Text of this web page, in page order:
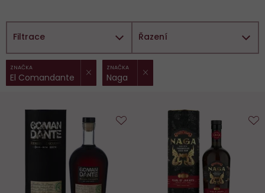
Filtrace
Vybrané
filtry:
ZNAČKA
El Comandante
ZNAČKA
Naga
Řazení
oblíbených